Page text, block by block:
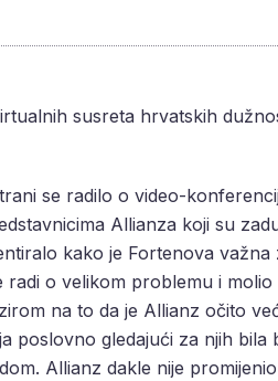
susreta hrvatskih
se radilo o video-
Allianza koji su
kako je Fortenova važna
o velikom problemu i molio
na to da je Allianz očito
poslovno gledajući za njih bila
Allianz dakle nije